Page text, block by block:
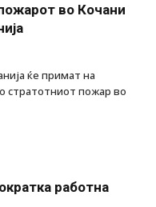
во Кочани
ќе примат на
стратотниот пожар во
работна